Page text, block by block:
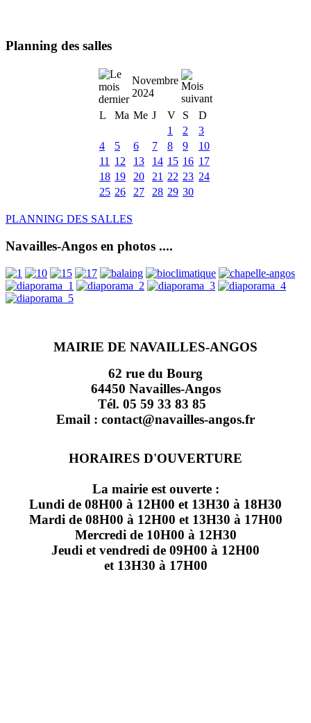
Planning des salles
Novembre
2024
L
Ma Me J V S
D
1
2
3
4
5 6 7 8 9
10
11
12 13 14 15 16 17
18 19 20 21 22 23 24
25 26 27 28 29 30
PLANNING DES SALLES
Navailles-Angos en photos ....
MAIRIE DE NAVAILLES-ANGOS
62 rue du Bourg
64450 Navailles-Angos
Tél. 05 59 33 83 85
Email : contact@navailles-angos.fr
HORAIRES D'OUVERTURE
La mairie est ouverte :
Lundi de 08H00 à 12H00 et 13H30 à 18H30
Mardi de 08H00 à 12H00 et 13H30 à 17H00
Mercredi de 10H00 à 12H30
Jeudi et vendredi de 09H00 à 12H00
et 13H30 à 17H00